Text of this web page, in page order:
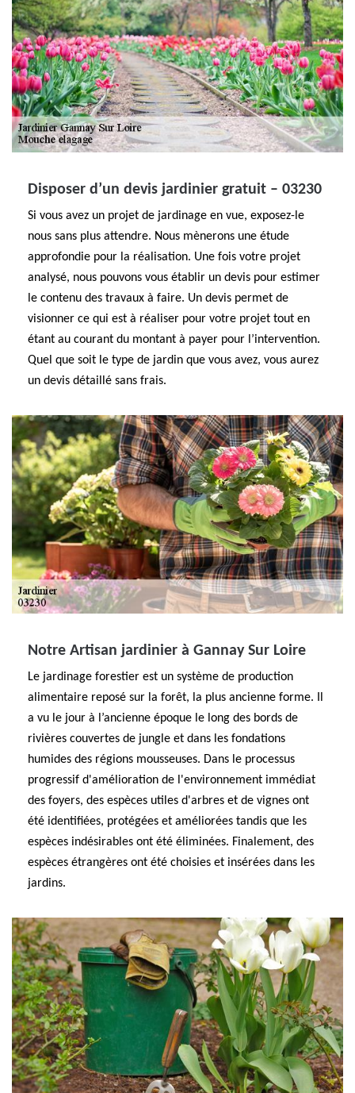
Disposer d’un devis jardinier gratuit – 03230
Si vous avez un projet de jardinage en vue, exposez-le
nous sans plus attendre. Nous mènerons une étude
approfondie pour la réalisation. Une fois votre projet
analysé, nous pouvons vous établir un devis pour estimer
le contenu des travaux à faire. Un devis permet de
visionner ce qui est à réaliser pour votre projet tout en
étant au courant du montant à payer pour l’intervention.
Quel que soit le type de jardin que vous avez, vous aurez
un devis détaillé sans frais.
Notre Artisan jardinier à Gannay Sur Loire
Le jardinage forestier est un système de production
alimentaire reposé sur la forêt, la plus ancienne forme. Il
a vu le jour à l’ancienne époque le long des bords de
rivières couvertes de jungle et dans les fondations
humides des régions mousseuses. Dans le processus
progressif d'amélioration de l'environnement immédiat
des foyers, des espèces utiles d'arbres et de vignes ont
été identifiées, protégées et améliorées tandis que les
espèces indésirables ont été éliminées. Finalement, des
espèces étrangères ont été choisies et insérées dans les
jardins.